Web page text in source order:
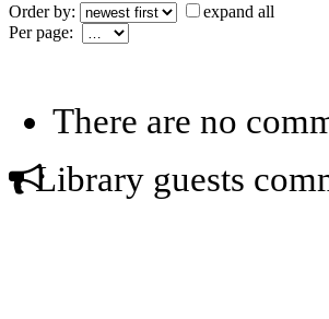
Order by:
expand all
Per page:
There are no
Library guests